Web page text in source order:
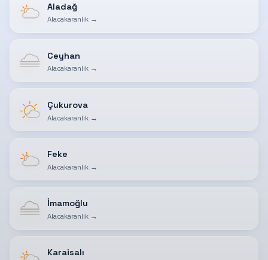
Aladağ
Alacakaranlık→
Ceyhan
Alacakaranlık→
Çukurova
Alacakaranlık→
Feke
Alacakaranlık→
İmamoğlu
Alacakaranlık→
Karaisalı